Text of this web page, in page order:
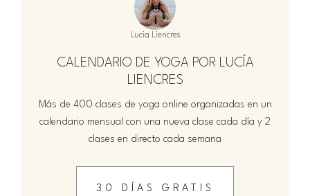
Lucia Liencres
CALENDARIO DE YOGA POR LUCÍA
LIENCRES
Más de 400 clases de yoga online organizadas en un
calendario mensual con una nueva clase cada día y 2
clases en directo cada semana
30 DÍAS GRATIS